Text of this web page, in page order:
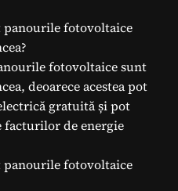
panourile fotovoltaice
fotovoltaice sunt
deoarece acestea pot
gratuită și pot
facturilor de energie
panourile fotovoltaice